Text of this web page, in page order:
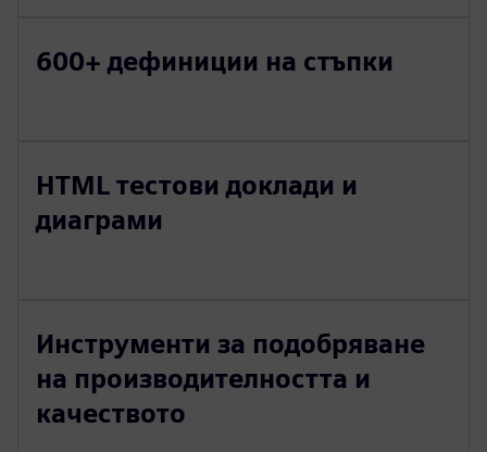
600+ дефиниции на стъпки
HTML тестови доклади и
диаграми
Инструменти за подобряване
на производителността и
качеството